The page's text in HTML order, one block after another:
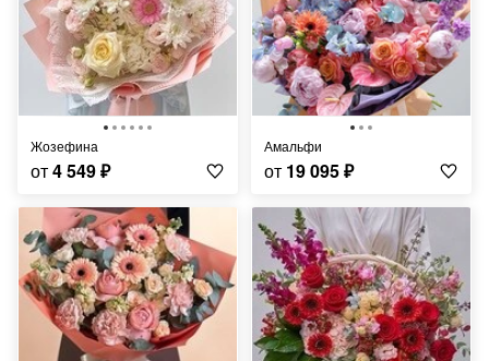
Жозефина
от4 549₽
Амальфи
от 19 095₽